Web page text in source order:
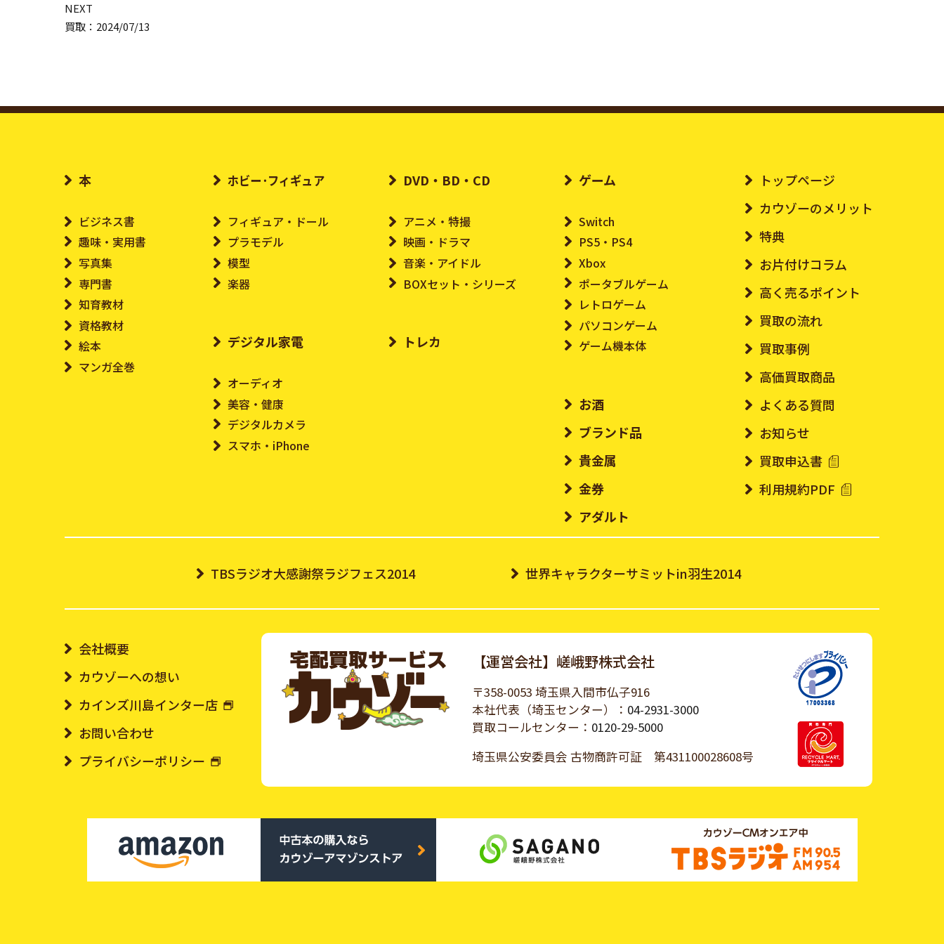
NEXT
買取：2024/07/13
本
ビジネス書
趣味・実用書
写真集
専門書
知育教材
資格教材
絵本
マンガ全巻
ホビー･フィギュア
フィギュア・ドール
プラモデル
模型
楽器
デジタル家電
オーディオ
美容・健康
デジタルカメラ
スマホ・iPhone
DVD・BD・CD
アニメ・特撮
映画・ドラマ
音楽・アイドル
BOXセット・シリーズ
トレカ
ゲーム
Switch
PS5・PS4
Xbox
ポータブルゲーム
レトロゲーム
パソコンゲーム
ゲーム機本体
お酒
ブランド品
貴金属
金券
アダルト
トップページ
カウゾーのメリット
特典
お片付けコラム
高く売るポイント
買取の流れ
買取事例
高価買取商品
よくある質問
お知らせ
買取申込書
利用規約PDF
TBSラジオ大感謝祭ラジフェス2014 世界キャラクターサミットin羽生2014
会社概要
カウゾーへの想い
カインズ川島インター店
お問い合わせ
プライバシーポリシー
【運営会社】嵯峨野株式会社
〒358-0053 埼玉県入間市仏子916
本社代表（埼玉センター）： 04-2931-3000
買取コールセンター： 0120-29-5000
埼玉県公安委員会 古物商許可証 第431100028608号